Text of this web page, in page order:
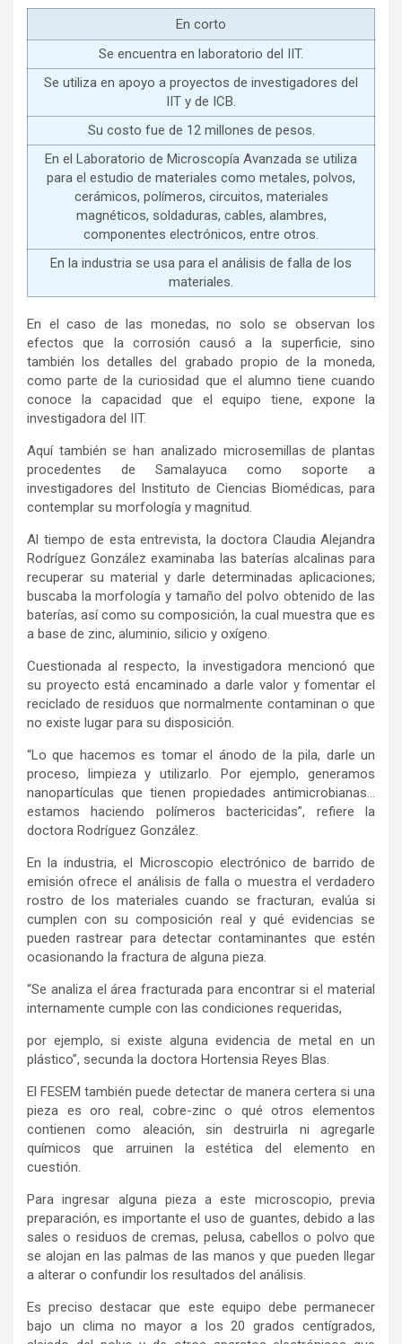
En corto
Se encuentra en laboratorio del IIT.
Se utiliza en apoyo a proyectos de investigadores del
IIT y de ICB.
Su costo fue de 12 millones de pesos.
En el Laboratorio de Microscopía Avanzada se utiliza
para el estudio de materiales como metales, polvos,
cerámicos, polímeros, circuitos, materiales
magnéticos, soldaduras, cables, alambres,
componentes electrónicos, entre otros.
En la industria se usa para el análisis de falla de los
materiales.
En el caso de las monedas, no solo se observan los
efectos que la corrosión causó a la superficie, sino
también los detalles del grabado propio de la moneda,
como parte de la curiosidad que el alumno tiene cuando
conoce la capacidad que el equipo tiene, expone la
investigadora del IIT.
Aquí también se han analizado microsemillas de plantas
procedentes de Samalayuca como soporte a
investigadores del Instituto de Ciencias Biomédicas, para
contemplar su morfología y magnitud.
Al tiempo de esta entrevista, la doctora Claudia Alejandra
Rodríguez González examinaba las baterías alcalinas para
recuperar su material y darle determinadas aplicaciones;
buscaba la morfología y tamaño del polvo obtenido de las
baterías, así como su composición, la cual muestra que es
a base de zinc, aluminio, silicio y oxígeno.
Cuestionada al respecto, la investigadora mencionó que
su proyecto está encaminado a darle valor y fomentar el
reciclado de residuos que normalmente contaminan o que
no existe lugar para su disposición.
“Lo que hacemos es tomar el ánodo de la pila, darle un
proceso, limpieza y utilizarlo. Por ejemplo, generamos
nanopartículas que tienen propiedades antimicrobianas…
estamos haciendo polímeros bactericidas”, refiere la
doctora Rodríguez González.
En la industria, el Microscopio electrónico de barrido de
emisión ofrece el análisis de falla o muestra el verdadero
rostro de los materiales cuando se fracturan, evalúa si
cumplen con su composición real y qué evidencias se
pueden rastrear para detectar contaminantes que estén
ocasionando la fractura de alguna pieza.
“Se analiza el área fracturada para encontrar si el material
internamente cumple con las condiciones requeridas,
por ejemplo, si existe alguna evidencia de metal en un
plástico”, secunda la doctora Hortensia Reyes Blas.
El FESEM también puede detectar de manera certera si una
pieza es oro real, cobre-zinc o qué otros elementos
contienen como aleación, sin destruirla ni agregarle
químicos que arruinen la estética del elemento en
cuestión.
Para ingresar alguna pieza a este microscopio, previa
preparación, es importante el uso de guantes, debido a las
sales o residuos de cremas, pelusa, cabellos o polvo que
se alojan en las palmas de las manos y que pueden llegar
a alterar o confundir los resultados del análisis.
Es preciso destacar que este equipo debe permanecer
bajo un clima no mayor a los 20 grados centígrados,